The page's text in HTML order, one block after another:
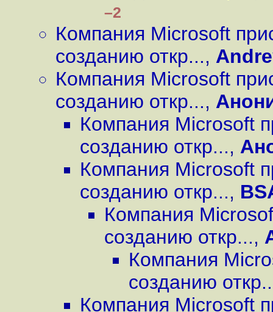
–2
Компания Microsoft
созданию откр...,
Компания Microsoft
созданию откр...,
Компания Microsoft
созданию откр...,
Компания Microsoft
созданию откр...,
Компания
созданию откр...,
Компания
созданию
Компания Microsoft